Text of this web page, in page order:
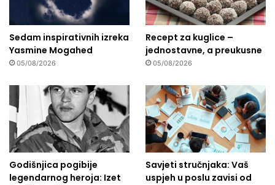
Sedam inspirativnih izreka
Yasmine Mogahed
05/08/2026
Recept za kuglice –
jednostavne, a preukusne
05/08/2026
Godišnjica pogibije
legendarnog heroja: Izet
Savjeti stručnjaka: Vaš
uspjeh u poslu zavisi od